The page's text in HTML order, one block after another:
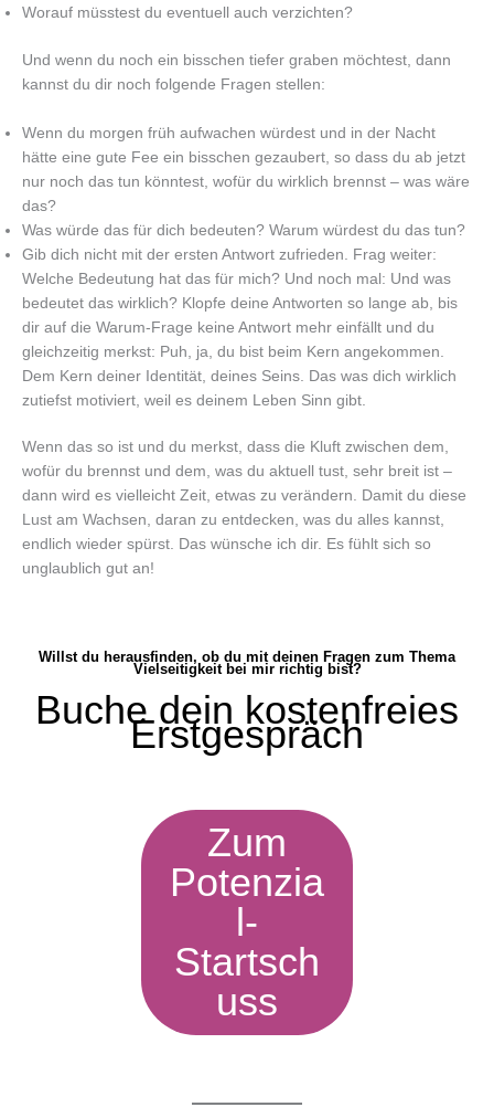
Worauf müsstest du eventuell auch verzichten?
Und wenn du noch ein bisschen tiefer graben möchtest, dann
kannst du dir noch folgende Fragen stellen:
Wenn du morgen früh aufwachen würdest und in der Nacht
hätte eine gute Fee ein bisschen gezaubert, so dass du ab jetzt
nur noch das tun könntest, wofür du wirklich brennst – was wäre
das?
Was würde das für dich bedeuten? Warum würdest du das tun?
Gib dich nicht mit der ersten Antwort zufrieden. Frag weiter:
Welche Bedeutung hat das für mich? Und noch mal: Und was
bedeutet das wirklich? Klopfe deine Antworten so lange ab, bis
dir auf die Warum-Frage keine Antwort mehr einfällt und du
gleichzeitig merkst: Puh, ja, du bist beim Kern angekommen.
Dem Kern deiner Identität, deines Seins. Das was dich wirklich
zutiefst motiviert, weil es deinem Leben Sinn gibt.
Wenn das so ist und du merkst, dass die Kluft zwischen dem,
wofür du brennst und dem, was du aktuell tust, sehr breit ist –
dann wird es vielleicht Zeit, etwas zu verändern. Damit du diese
Lust am Wachsen, daran zu entdecken, was du alles kannst,
endlich wieder spürst. Das wünsche ich dir. Es fühlt sich so
unglaublich gut an!
Willst du herausfinden, ob du mit deinen Fragen zum Thema
Vielseitigkeit bei mir richtig bist?
Buche dein kostenfreies
Erstgespräch
Zum
Potenzia
l-
Startsch
uss